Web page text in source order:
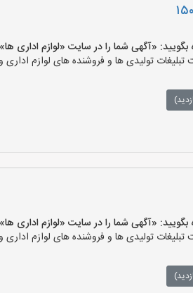
«آگهی شما را در سایت «لوازم اداری ها» دیده ام و
تولیدی ها و فروشنده های لوازم
«آگهی شما را در سایت «لوازم اداری ها» دیده ام و
تولیدی ها و فروشنده های لوازم